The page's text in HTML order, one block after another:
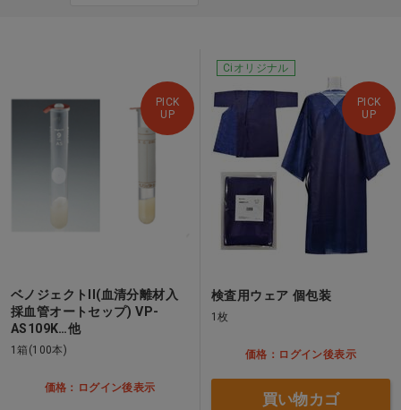
PICK
UP
ベノジェクトII(血清分離材入
採血管オートセップ) VP-
AS109K…他
1箱(100本)
価格：ログイン後表示
PICK
UP
Ciオリジナル
検査用ウェア 個包装
1枚
価格：ログイン後表示
買い物カゴ